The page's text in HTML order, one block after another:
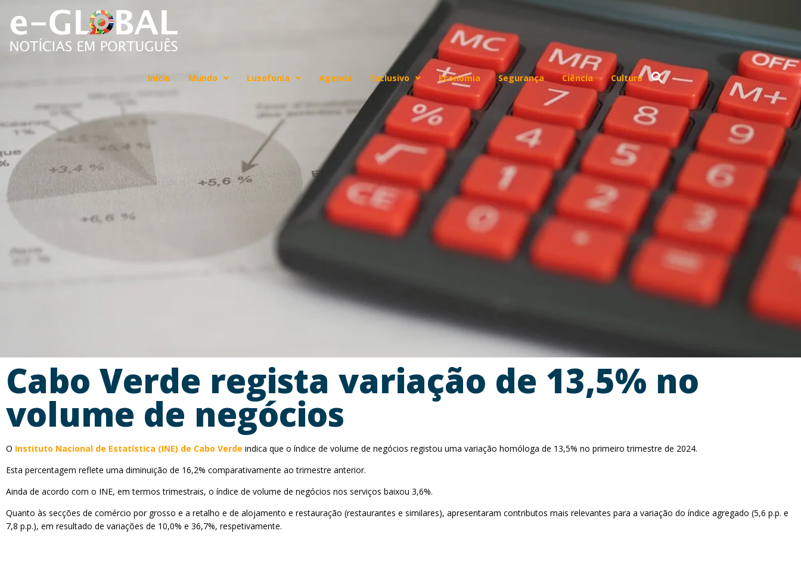
Início Mundo Lusofonia Agenda Exclusivo Economia Segurança Ciência Cultura
Cabo Verde regista variação de 13,5% no
volume de negócios
O Instituto Nacional de Estatística (INE) de Cabo Verde indica que o índice de volume de negócios registou uma variação homóloga de 13,5% no primeiro trimestre de 2024.
Esta percentagem reflete uma diminuição de 16,2% comparativamente ao trimestre anterior.
Ainda de acordo com o INE, em termos trimestrais, o índice de volume de negócios nos serviços baixou 3,6%.
Quanto às secções de comércio por grosso e a retalho e de alojamento e restauração (restaurantes e similares), apresentaram contributos mais relevantes para a variação do índice agregado (5,6 p.p. e
7,8 p.p.), em resultado de variações de 10,0% e 36,7%, respetivamente.